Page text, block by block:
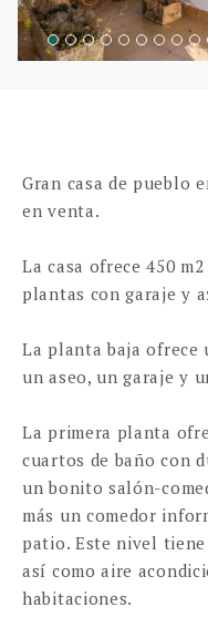
Gran casa de pueblo
en venta.
La casa ofrece 450
plantas con garaje y
La planta baja ofrece
un aseo, un garaje y
La primera planta
cuartos de baño con
un bonito salón-
más un comedor
patio. Este nivel
así como aire
habitaciones.